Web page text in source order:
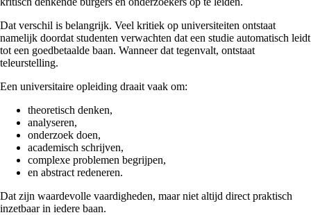
Dat verschil is belangrijk. Veel kritiek op universiteiten ontstaat
namelijk doordat studenten verwachten dat een studie automatisch leidt
tot een goedbetaalde baan. Wanneer dat tegenvalt, ontstaat
teleurstelling.
Een universitaire opleiding draait vaak om:
theoretisch denken,
analyseren,
onderzoek doen,
academisch schrijven,
complexe problemen begrijpen,
en abstract redeneren.
Dat zijn waardevolle vaardigheden, maar niet altijd direct praktisch
inzetbaar in iedere baan.